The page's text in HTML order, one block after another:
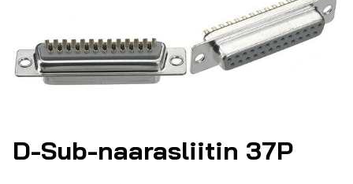
D-Sub-naarasliitin 37P